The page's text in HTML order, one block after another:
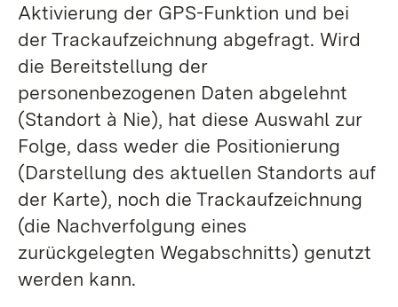
Aktivierung der GPS-Funktion und bei
der Trackaufzeichnung abgefragt. Wird
die Bereitstellung der
personenbezogenen Daten abgelehnt
(Standort à Nie), hat diese Auswahl zur
Folge, dass weder die Positionierung
(Darstellung des aktuellen Standorts auf
der Karte), noch die Trackaufzeichnung
(die Nachverfolgung eines
zurückgelegten Wegabschnitts) genutzt
werden kann.